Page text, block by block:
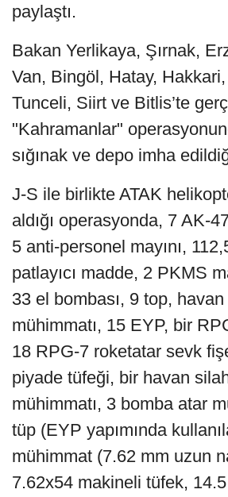
paylaştı.
Bakan Yerlikaya, Şırnak,
Van, Bingöl, Hatay,
Tunceli, Siirt ve Bitlis’te
"Kahramanlar"
sığınak ve depo imha
J-S ile birlikte ATAK
aldığı operasyonda, 7 AK-
5 anti-personel mayını,
patlayıcı madde, 2 PKMS
33 el bombası, 9 top,
mühimmatı, 15 EYP, bir
18 RPG-7 roketatar sevk
piyade tüfeği, bir havan
mühimmatı, 3 bomba atar
tüp (EYP yapımında
mühimmat (7.62 mm uzun
7.62x54 makineli tüfek,